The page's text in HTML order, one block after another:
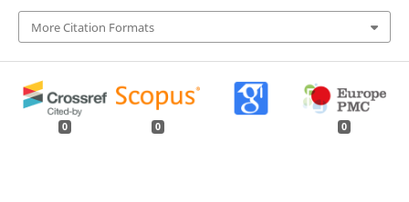
More Citation Formats
0 0 0